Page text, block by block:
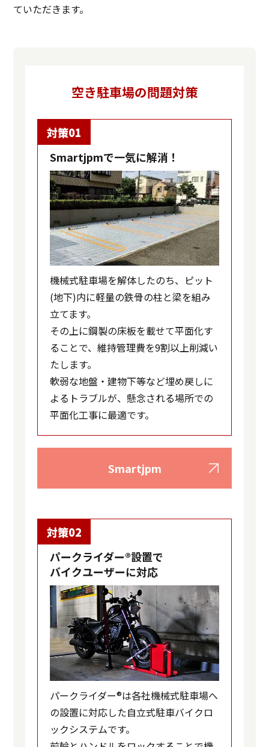
ていただきます。
空き駐車場の問題対策
対策01
Smartjpmで一気に解消！
機械式駐車場を解体したのち、ピット
(地下)内に軽量の鉄骨の柱と梁を組み
立てます。
その上に鋼製の床板を載せて平面化す
ることで、維持管理費を9割以上削減い
たします。
軟弱な地盤・建物下等など埋め戻しに
よるトラブルが、懸念される場所での
平面化工事に最適です。
Smartjpm
対策02
パークライダー®設置で
バイクユーザーに対応
パークライダー®は各社機械式駐車場へ
の設置に対応した自立式駐車バイクロ
ックシステムです。